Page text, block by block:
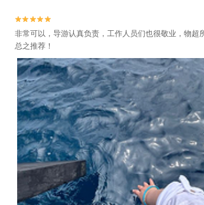


非常可以，导游认真负责，工作人员们也很敬业，物
总之推荐！